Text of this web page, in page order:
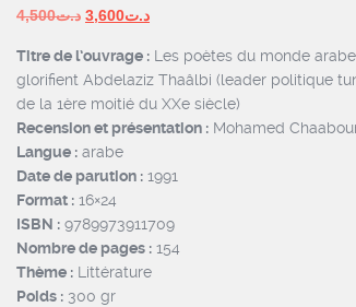
د.ت4,500
Le
initial
était :
د.ت4,500.
د.ت3,600
Le
actuel
est :
د.ت3,600.
Titre de l’ouvrage : Les poètes du monde arabe
glorifient Abdelaziz Thaâlbi (leader politique
de la 1ère moitié du XXe siècle)
Recension et présentation : Mohamed
Langue : arabe
Date de parution : 1991
Format : 16×24
ISBN : 9789973911709
Nombre de pages : 154
Thème : Littérature
Poids : 300 gr